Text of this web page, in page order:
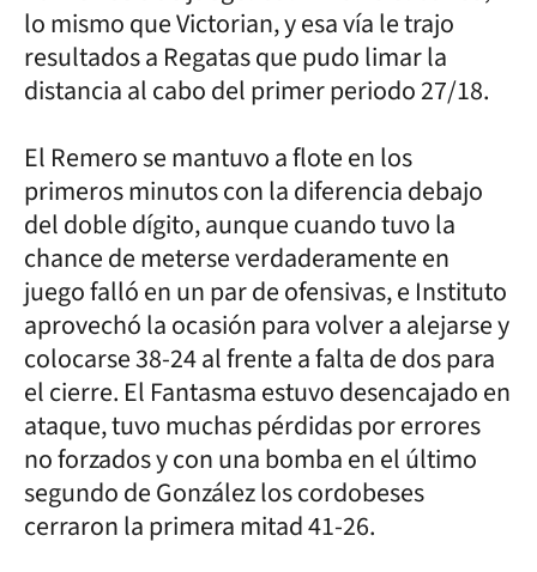
lo mismo que Victorian, y esa vía le trajo
resultados a Regatas que pudo limar la
distancia al cabo del primer periodo 27/18.
El Remero se mantuvo a flote en los
primeros minutos con la diferencia debajo
del doble dígito, aunque cuando tuvo la
chance de meterse verdaderamente en
juego falló en un par de ofensivas, e Instituto
aprovechó la ocasión para volver a alejarse y
colocarse 38-24 al frente a falta de dos para
el cierre. El Fantasma estuvo desencajado en
ataque, tuvo muchas pérdidas por errores
no forzados y con una bomba en el último
segundo de González los cordobeses
cerraron la primera mitad 41-26.